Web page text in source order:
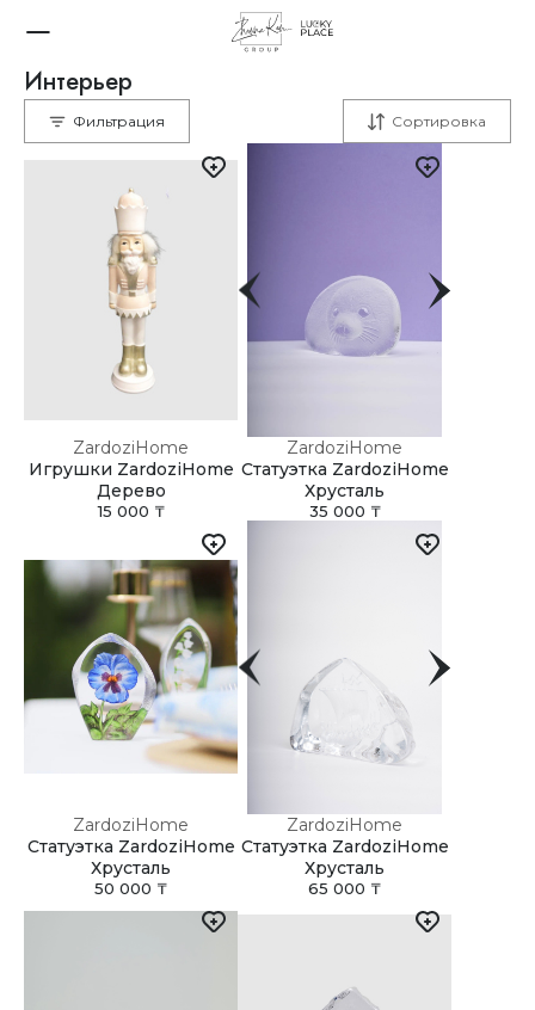
Интерьер
Сортировка
Фильтрация
ZardoziHome
Игрушки ZardoziHome
Дерево
15 000 ₸
ZardoziHome
Статуэтка ZardoziHome
Хрусталь
35 000 ₸
ZardoziHome
Статуэтка ZardoziHome
Хрусталь
50 000 ₸
ZardoziHome
Статуэтка ZardoziHome
Хрусталь
65 000 ₸